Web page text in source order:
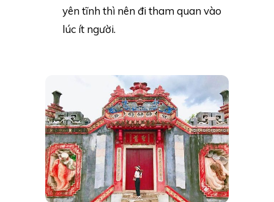
yên tĩnh thì nên đi tham quan vào
lúc ít người.